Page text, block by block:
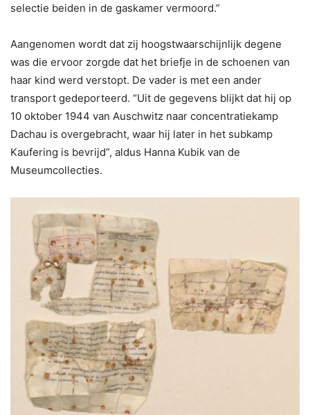
selectie beiden in de gaskamer vermoord.”
Aangenomen wordt dat zij hoogstwaarschijnlijk degene
was die ervoor zorgde dat het briefje in de schoenen van
haar kind werd verstopt. De vader is met een ander
transport gedeporteerd. “Uit de gegevens blijkt dat hij op
10 oktober 1944 van Auschwitz naar concentratiekamp
Dachau is overgebracht, waar hij later in het subkamp
Kaufering is bevrijd”, aldus Hanna Kubik van de
Museumcollecties.